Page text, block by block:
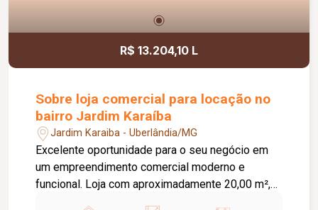
R$ 13.204,10 L
Sobre loja comercial para locação no
bairro Jardim Karaíba
Jardim Karaiba - Uberlândia/MG
Excelente oportunidade para o seu negócio em
um empreendimento comercial moderno e
funcional. Loja com aproximadamente 20,00 m²,